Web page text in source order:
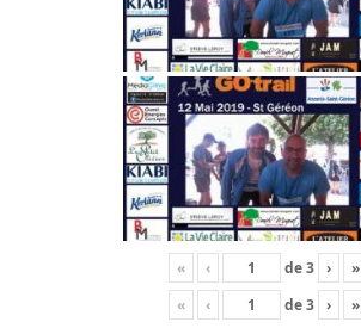
« ‹ de3 ›
»
«
‹ de3 › »